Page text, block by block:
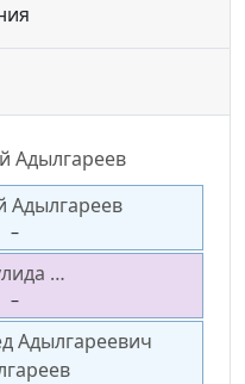
Адылгареев
Адылгареев
–
…
–
Адылгареевич